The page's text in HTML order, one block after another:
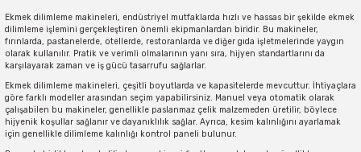
Ekmek dilimleme makineleri, endüstriyel mutfaklarda hızlı ve hassas bir şekilde ekmek
dilimleme işlemini gerçekleştiren önemli ekipmanlardan biridir. Bu makineler,
fırınlarda, pastanelerde, otellerde, restoranlarda ve diğer gıda işletmelerinde yaygın
olarak kullanılır. Pratik ve verimli olmalarının yanı sıra, hijyen standartlarını da
karşılayarak zaman ve iş gücü tasarrufu sağlarlar.
Ekmek dilimleme makineleri, çeşitli boyutlarda ve kapasitelerde mevcuttur. İhtiyaçlara
göre farklı modeller arasından seçim yapabilirsiniz. Manuel veya otomatik olarak
çalışabilen bu makineler, genellikle paslanmaz çelik malzemeden üretilir, böylece
hijyenik koşullar sağlanır ve dayanıklılık sağlar. Ayrıca, kesim kalınlığını ayarlamak
için genellikle dilimleme kalınlığı kontrol paneli bulunur.